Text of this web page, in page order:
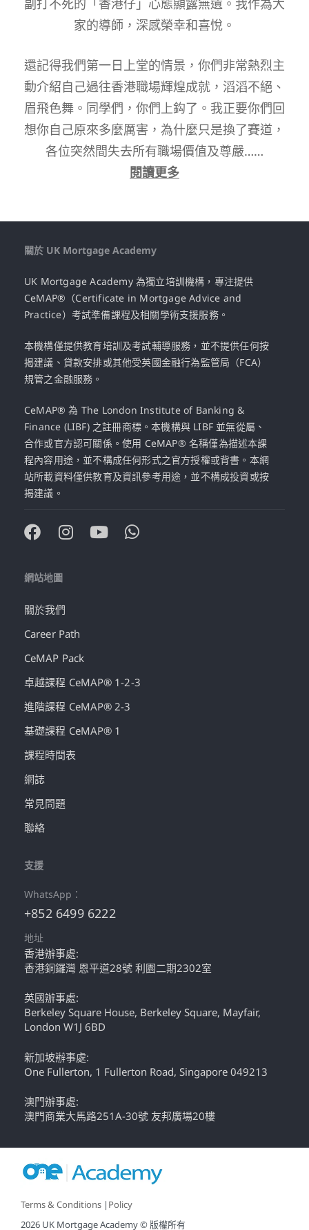
副打不死的「香港仔」心態顯露無遺。我作為大
家的導師，深感榮幸和喜悅。
還記得我們第一日上堂的情景，你們非常熱烈主
動介紹自己過往香港職場輝煌成就，滔滔不絕、
眉飛色舞。同學們，你們上鈎了。我正要你們回
想你自己原來多麼厲害，為什麼只是換了賽道，
各位突然間失去所有職場價值及尊嚴……
閱讀更多
關於 UK Mortgage Academy
UK Mortgage Academy 為獨立培訓機構，專注提供
CeMAP®（Certificate in Mortgage Advice and
Practice）考試準備課程及相關學術支援服務。
本機構僅提供教育培訓及考試輔導服務，並不提供任何按
揭建議、貸款安排或其他受英國金融行為監管局（FCA）
規管之金融服務。
CeMAP® 為 The London Institute of Banking &
Finance (LIBF) 之註冊商標。本機構與 LIBF 並無從屬、
合作或官方認可關係。使用 CeMAP® 名稱僅為描述本課
程內容用途，並不構成任何形式之官方授權或背書。本網
站所載資料僅供教育及資訊參考用途，並不構成投資或按
揭建議。
網站地圖
關於我們
Career Path
CeMAP Pack
卓越課程 CeMAP® 1-2-3
進階課程 CeMAP® 2-3
基礎課程 CeMAP® 1
課程時間表
網誌
常見問題
聯絡
支援
WhatsApp：
+852 6499 6222
地址
香港辦事處:
香港銅鑼灣 恩平道28號 利園二期2302室
英國辦事處:
Berkeley Square House, Berkeley Square, Mayfair,
London W1J 6BD
新加坡辦事處:
One Fullerton, 1 Fullerton Road, Singapore 049213
澳門辦事處:
澳門商業大馬路251A-30號 友邦廣場20樓
Terms & Conditions | Policy
2026 UK Mortgage Academy © 版權所有